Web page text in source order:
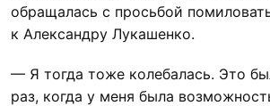
обращалась с просьбой
к Александру Лукашенко.
— Я тогда тоже колебалась. Это
раз, когда у меня была